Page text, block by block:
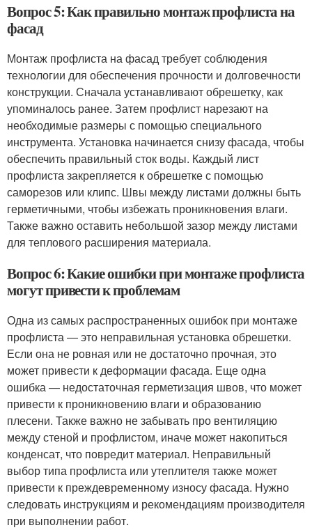
Вопрос 5: Как правильно монтаж профлиста на
фасад
Монтаж профлиста на фасад требует соблюдения
технологии для обеспечения прочности и долговечности
конструкции. Сначала устанавливают обрешетку, как
упоминалось ранее. Затем профлист нарезают на
необходимые размеры с помощью специального
инструмента. Установка начинается снизу фасада, чтобы
обеспечить правильный сток воды. Каждый лист
профлиста закрепляется к обрешетке с помощью
саморезов или клипс. Швы между листами должны быть
герметичными, чтобы избежать проникновения влаги.
Также важно оставить небольшой зазор между листами
для теплового расширения материала.
Вопрос 6: Какие ошибки при монтаже профлиста
могут привести к проблемам
Одна из самых распространенных ошибок при монтаже
профлиста — это неправильная установка обрешетки.
Если она не ровная или не достаточно прочная, это
может привести к деформации фасада. Еще одна
ошибка — недостаточная герметизация швов, что может
привести к проникновению влаги и образованию
плесени. Также важно не забывать про вентиляцию
между стеной и профлистом, иначе может накопиться
конденсат, что повредит материал. Неправильный
выбор типа профлиста или утеплителя также может
привести к преждевременному износу фасада. Нужно
следовать инструкциям и рекомендациям производителя
при выполнении работ.